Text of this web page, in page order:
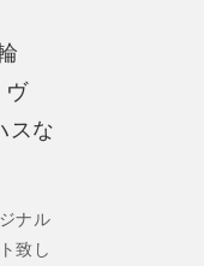
ナル
致し